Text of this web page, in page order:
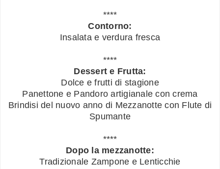
****
Contorno:
Insalata e verdura fresca
****
Dessert e Frutta:
Dolce e frutti di stagione
Panettone e Pandoro artigianale con crema
Brindisi del nuovo anno di Mezzanotte con Flute di
Spumante
****
Dopo la mezzanotte:
Tradizionale Zampone e Lenticchie